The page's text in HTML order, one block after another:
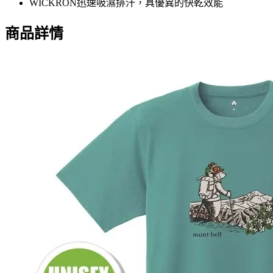
WICKRON迅速吸濕排汗，具優異的快乾效能
商品詳情